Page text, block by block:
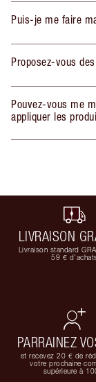
Puis-je me faire
Proposez-vous
Pouvez-vous me
appliquer les
LIVRAISON
Livraison standard
59 €
PARRAINEZ
et recevez 20 € de
votre prochaine
supérieure à